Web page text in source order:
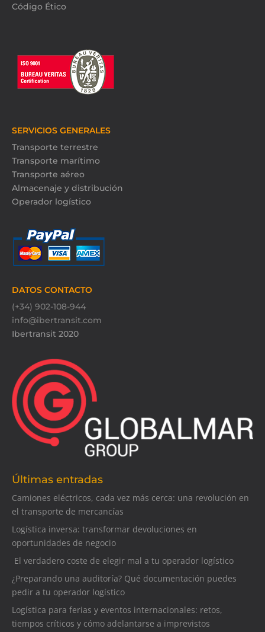
Código Ético
SERVICIOS GENERALES
Transporte terrestre
Transporte marítimo
Transporte aéreo
Almacenaje y distribución
Operador logístico
DATOS CONTACTO
(+34) 902-108-944
info@ibertransit.com
Ibertransit 2020
Últimas entradas
Camiones eléctricos, cada vez más cerca: una revolución en
el transporte de mercancías
Logística inversa: transformar devoluciones en
oportunidades de negocio
El verdadero coste de elegir mal a tu operador logístico
¿Preparando una auditoría? Qué documentación puedes
pedir a tu operador logístico
Logística para ferias y eventos internacionales: retos,
tiempos críticos y cómo adelantarse a imprevistos